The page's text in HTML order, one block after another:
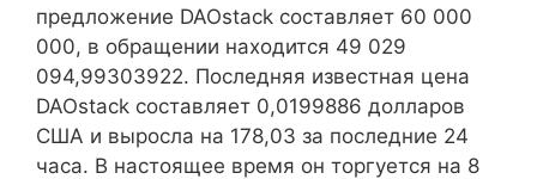
предложение DAOstack составляет 60 000
000, в обращении находится 49 029
094,99303922. Последняя известная цена
DAOstack составляет 0,0199886 долларов
США и выросла на 178,03 за последние 24
часа. В настоящее время он торгуется на 8